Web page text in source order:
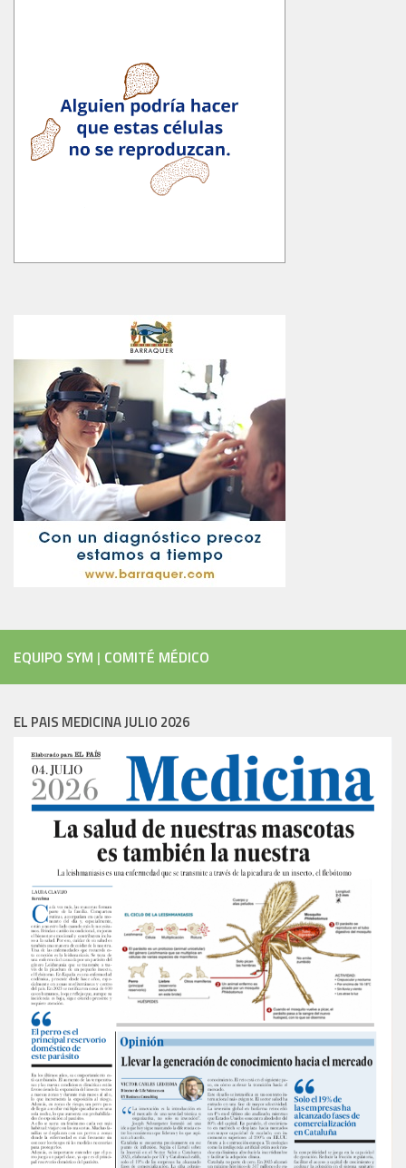
EQUIPO SYM | COMITÉ MÉDICO
EL PAIS MEDICINA JULIO 2026